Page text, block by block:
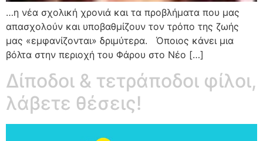
…η νέα σχολική χρονιά και τα προβλήματα που μας
απασχολούν και υποβαθμίζουν τον τρόπο της ζωής
μας «εμφανίζονται» δριμύτερα. Όποιος κάνει μια
βόλτα στην περιοχή του Φάρου στο Νέο […]
Δίποδοι & τετράποδοι φίλοι,
λάβετε θέσεις!